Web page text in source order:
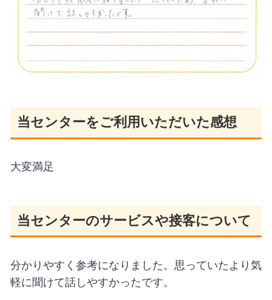
当センターをご利用いただいた感想
大変満足
当センターのサービスや接客について
分かりやすく参考になりました。思っていたより気
軽に聞けて話しやすかったです。